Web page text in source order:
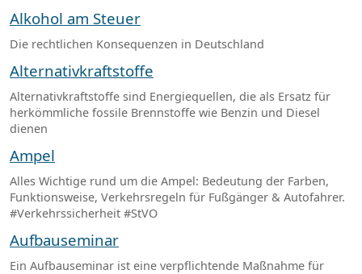
Alkohol am Steuer
Die rechtlichen Konsequenzen in Deutschland
Alternativkraftstoffe
Alternativkraftstoffe sind Energiequellen, die als Ersatz für
herkömmliche fossile Brennstoffe wie Benzin und Diesel
dienen
Ampel
Alles Wichtige rund um die Ampel: Bedeutung der Farben,
Funktionsweise, Verkehrsregeln für Fußgänger & Autofahrer.
#Verkehrssicherheit #StVO
Aufbauseminar
Ein Aufbauseminar ist eine verpflichtende Maßnahme für